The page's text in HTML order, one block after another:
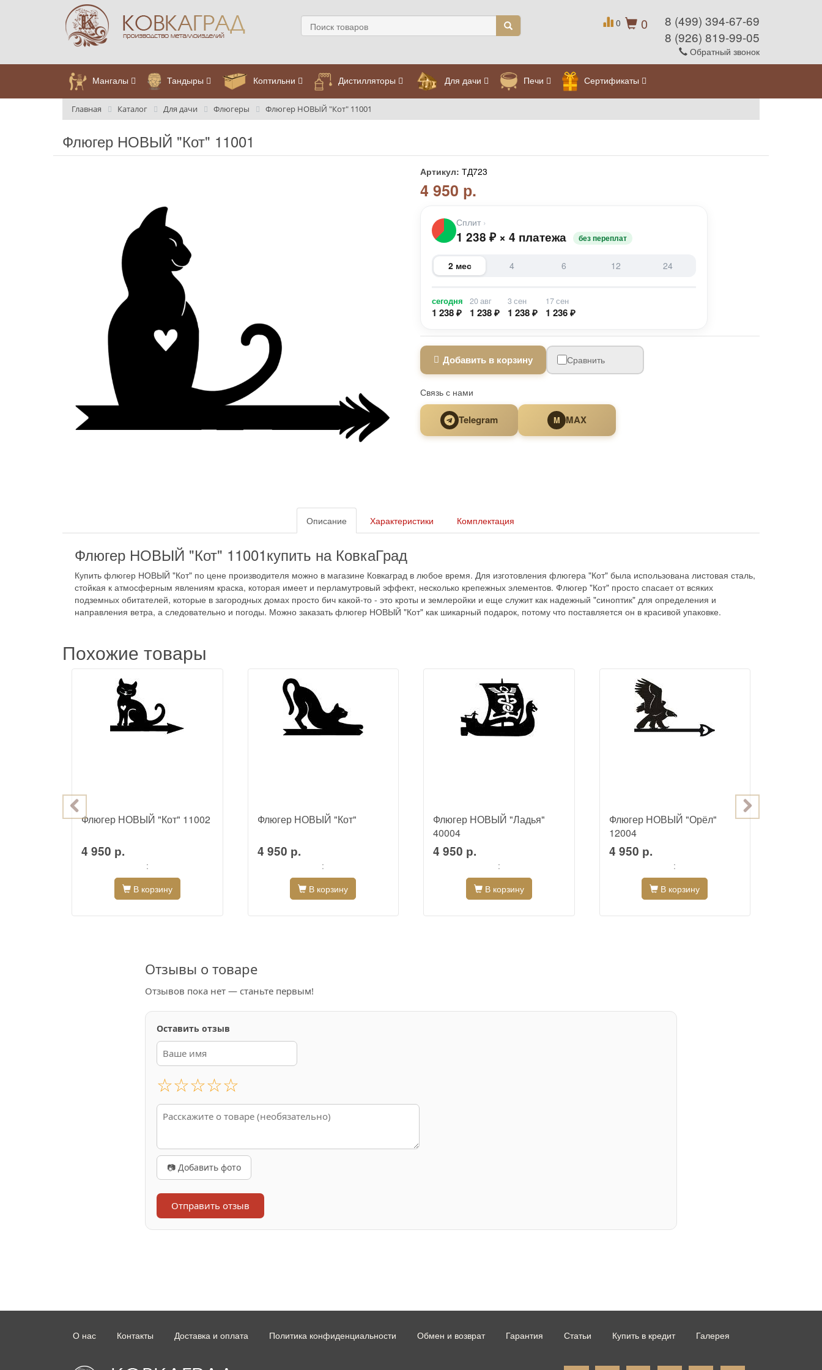
0
0
8 (499) 394-67-69
8 (926) 819-99-05
Обратный звонок
Мангалы Тандыры Коптильни Дистилляторы Для дачи Печи Сертификаты
Главная Каталог Для дачи Флюгеры Флюгер НОВЫЙ "Кот" 11001
Флюгер НОВЫЙ "Кот" 11001
Артикул: ТД723
4 950 р.
Сплит ›
1 238 ₽ × 4 платежа без переплат
2 мес 4 6 12 24
сегодня
1 238 ₽
20 авг
1 238 ₽
3 сен
1 238 ₽
17 сен
1 236 ₽
Добавить в корзину Сравнить
Связь с нами
Telegram M MAX
Описание Характеристики Комплектация
Флюгер НОВЫЙ "Кот" 11001купить на КовкаГрад
Купить флюгер НОВЫЙ "Кот" по цене производителя можно в магазине Ковкаград в любое время. Для изготовления флюгера "Кот" была использована листовая сталь,
стойкая к атмосферным явлениям краска, которая имеет и перламутровый эффект, несколько крепежных элементов. Флюгер "Кот" просто спасает от всяких
подземных обитателей, которые в загородных домах просто бич какой-то - это кроты и землеройки и еще служит как надежный "синоптик" для определения и
направления ветра, а следовательно и погоды. Можно заказать флюгер НОВЫЙ "Кот" как шикарный подарок, потому что поставляется он в красивой упаковке.
Похожие товары
Флюгер НОВЫЙ "Кот" 11002
4 950 р.
:
В корзину
Флюгер НОВЫЙ "Кот"
4 950 р.
:
В корзину
Флюгер НОВЫЙ "Ладья"
40004
4 950 р.
:
В корзину
Флюгер НОВЫЙ "Орёл"
12004
4 950 р.
:
В корзину
Отзывы о товаре
Отзывов пока нет — станьте первым!
Оставить отзыв
☆☆☆☆☆
📷 Добавить фото
Отправить отзыв
О нас Контакты Доставка и оплата Политика конфиденциальности Обмен и возврат Гарантия Статьи Купить в кредит Галерея